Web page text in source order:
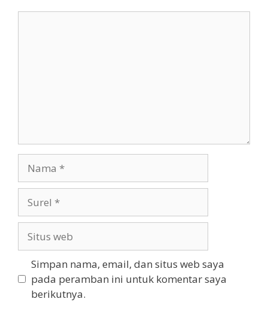
web
Simpan nama, email, dan situs web saya
pada peramban ini untuk komentar saya
berikutnya.